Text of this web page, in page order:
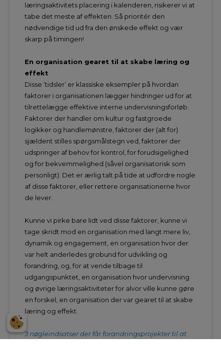
læringsaktivitets placering i kalenderen, risikerer vi at
tabe det meste af effekten. Så prioritér den
nødvendige tid ud fra den ønskede effekt og vær
skarp på timingen!
En organisation gearet til at skabe læring og
effekt
Disse ’tidsler’ er klassiske eksempler på hvordan
faktorer i organisationen lægger hindringer ud for at
tilrettelægge effektive interne undervisningsforløb.
Faktorer der handler om kultur og fastgroede
logikker og handlemønstre, faktorer der (alt for)
sjældent stilles spørgsmålstegn ved, faktorer der
udspringer af behov for kontrol, for forudsigelighed
og for bekvemmelighed (såvel organisatorisk som
personligt). Det er ærlig talt på tide at udfordre nogle
af disse faktorer, eller rettere organisationerne hvor
de lever.
Kunne vi pirke bare lidt ved disse faktorer, kunne vi
tage skridt mod en organisation med langt mere liv,
dynamik og engagement, en organisation hvor der
var helt anderledes grobund for udvikling og
forandring, og, for at vende tilbage til
udgangspunktet, en organisation hvor undervisning
og øvrige læringsaktiviteter for alvor ville kunne gøre
en forskel, en organisation der var gearet til at skabe
læring og effekt.
3 nøgleindsatser der får forandringsprojekter til at